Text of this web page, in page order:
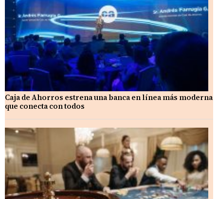
Caja de Ahorros estrena una banca en línea más moderna
que conecta con todos